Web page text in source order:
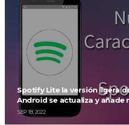
Spotify Lite la versión ligera
Android se actualiza y añade
SEP 18, 2022